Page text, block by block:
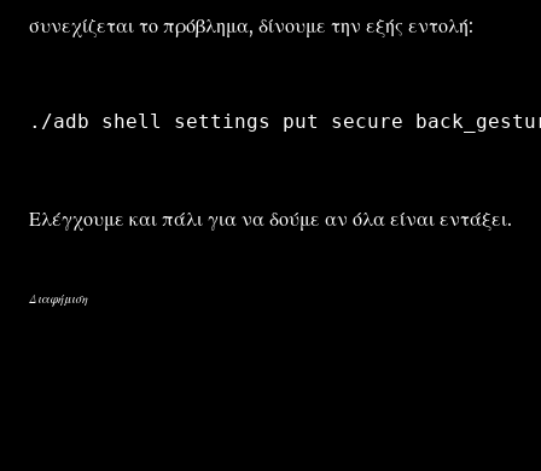
συνεχίζεται το πρόβλημα, δίνουμε την εξής εντολή:
Ελέγχουμε και πάλι για να δούμε αν όλα είναι εντάξει.
Διαφήμιση